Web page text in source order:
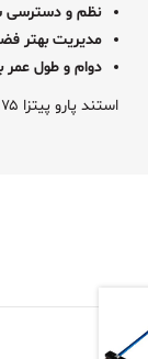
نظم و دسترسی
مدیریت بهتر
دوام و طول عمر
استند پارو پیتزا ۱۷۵ سانتی‌متری کیچن تک، انتخابی حرفه‌ای برای مجموعه‌هایی است که به نظم، ایمنی و سرعت عمل در فرآیند پخت پیتزا اهمیت می‌دهند.